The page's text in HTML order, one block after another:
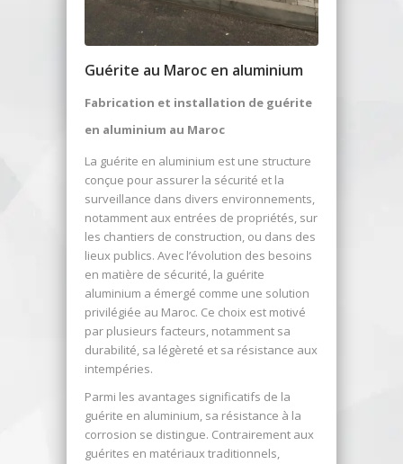
Guérite au Maroc en aluminium
Fabrication et installation de guérite
en aluminium au Maroc
La guérite en aluminium est une structure
conçue pour assurer la sécurité et la
surveillance dans divers environnements,
notamment aux entrées de propriétés, sur
les chantiers de construction, ou dans des
lieux publics. Avec l’évolution des besoins
en matière de sécurité, la guérite
aluminium a émergé comme une solution
privilégiée au Maroc. Ce choix est motivé
par plusieurs facteurs, notamment sa
durabilité, sa légèreté et sa résistance aux
intempéries.
Parmi les avantages significatifs de la
guérite en aluminium, sa résistance à la
corrosion se distingue. Contrairement aux
guérites en matériaux traditionnels,